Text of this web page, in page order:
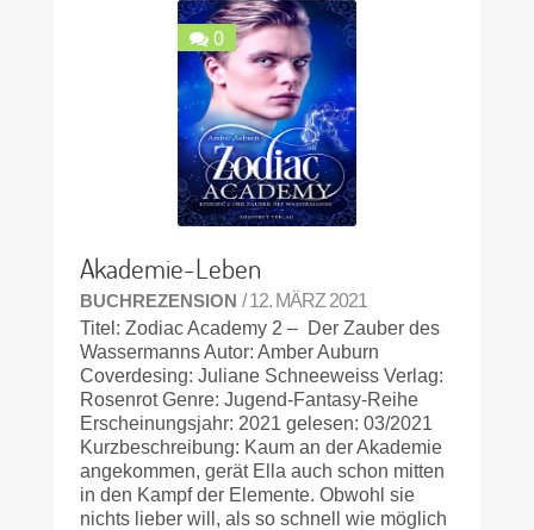
0
Akademie-Leben
BUCHREZENSION / 12. MÄRZ 2021
Titel: Zodiac Academy 2 – Der Zauber des
Wassermanns Autor: Amber Auburn
Coverdesing: Juliane Schneeweiss Verlag:
Rosenrot Genre: Jugend-Fantasy-Reihe
Erscheinungsjahr: 2021 gelesen: 03/2021
Kurzbeschreibung: Kaum an der Akademie
angekommen, gerät Ella auch schon mitten
in den Kampf der Elemente. Obwohl sie
nichts lieber will, als so schnell wie möglich